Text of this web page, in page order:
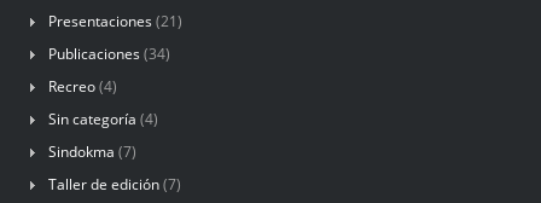
Presentaciones (21)
Publicaciones (34)
Recreo(4)
Sin categoría (4)
Sindokma (7)
Taller de edición(7)